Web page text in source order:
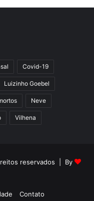
Covid-19
Luizinho Goebel
Neve
Vilhena
reservados | By
Contato